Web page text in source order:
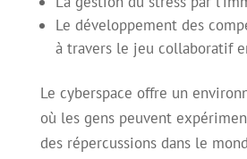
Le développement des
à travers le jeu collaboratif
Le cyberspace offre un
où les gens peuvent
des répercussions dans le